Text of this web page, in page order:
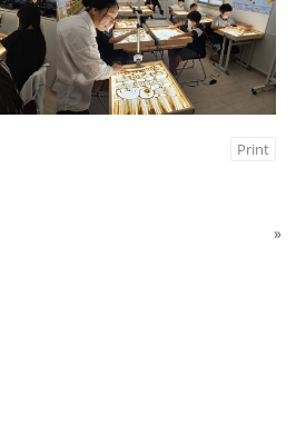
Print
»